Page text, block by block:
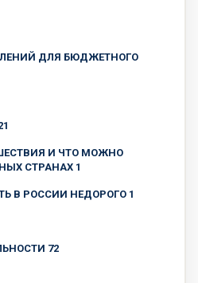
ДЛЯ БЮДЖЕТНОГО
И ЧТО МОЖНО
СТРАНАХ 1
В РОССИИ НЕДОРОГО 1
72